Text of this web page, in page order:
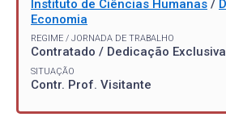
Instituto de Ciências Humanas /
Economia
REGIME / JORNADA DE TRABALHO
Contratado / Dedicação Exclusiva
SITUAÇÃO
Contr. Prof. Visitante